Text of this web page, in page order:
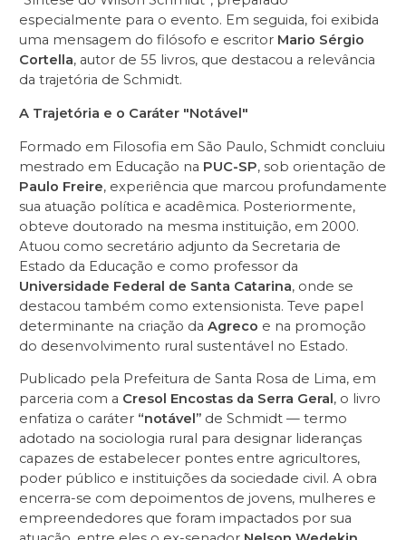
especialmente para o evento. Em seguida, foi exibida
uma mensagem do filósofo e escritor Mario Sérgio
Cortella, autor de 55 livros, que destacou a relevância
da trajetória de Schmidt.
A Trajetória e o Caráter "Notável"
Formado em Filosofia em São Paulo, Schmidt concluiu
mestrado em Educação na PUC-SP, sob orientação de
Paulo Freire, experiência que marcou profundamente
sua atuação política e acadêmica. Posteriormente,
obteve doutorado na mesma instituição, em 2000.
Atuou como secretário adjunto da Secretaria de
Estado da Educação e como professor da
Universidade Federal de Santa Catarina, onde se
destacou também como extensionista. Teve papel
determinante na criação da Agreco e na promoção
do desenvolvimento rural sustentável no Estado.
Publicado pela Prefeitura de Santa Rosa de Lima, em
parceria com a Cresol Encostas da Serra Geral, o livro
enfatiza o caráter “notável” de Schmidt — termo
adotado na sociologia rural para designar lideranças
capazes de estabelecer pontes entre agricultores,
poder público e instituições da sociedade civil. A obra
encerra-se com depoimentos de jovens, mulheres e
empreendedores que foram impactados por sua